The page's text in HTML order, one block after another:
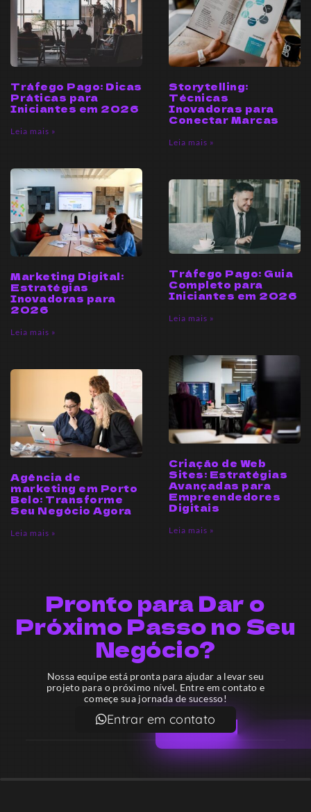
Tráfego Pago: Dicas
Práticas para
Iniciantes em 2026
Leia mais »
Storytelling:
Técnicas
Inovadoras para
Conectar Marcas
Leia mais »
Marketing Digital:
Estratégias
Inovadoras para
2026
Leia mais »
Tráfego Pago: Guia
Completo para
Iniciantes em 2026
Leia mais »
Agência de
marketing em Porto
Belo: Transforme
Seu Negócio Agora
Leia mais »
Criação de Web
Sites: Estratégias
Avançadas para
Empreendedores
Digitais
Leia mais »
Pronto para Dar o
Próximo Passo no Seu
Negócio?
Nossa equipe está pronta para ajudar a levar seu
projeto para o próximo nível. Entre em contato e
começe sua jornada de sucesso!
Entrar em contato